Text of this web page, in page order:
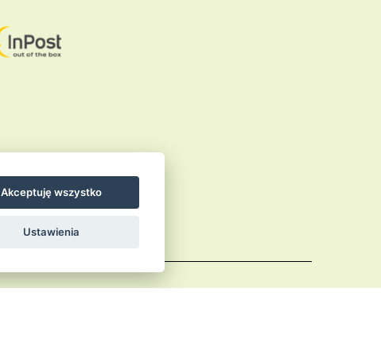
Akceptuję wszystko
Ustawienia